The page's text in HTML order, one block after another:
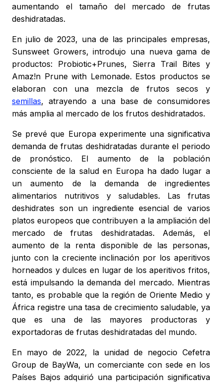
aumentando el tamaño del mercado de frutas
deshidratadas.
En julio de 2023, una de las principales empresas,
Sunsweet Growers, introdujo una nueva gama de
productos: Probiotic+Prunes, Sierra Trail Bites y
Amaz!n Prune with Lemonade. Estos productos se
elaboran con una mezcla de frutos secos y
semillas, atrayendo a una base de consumidores
más amplia al mercado de los frutos deshidratados.
Se prevé que Europa experimente una significativa
demanda de frutas deshidratadas durante el periodo
de pronóstico. El aumento de la población
consciente de la salud en Europa ha dado lugar a
un aumento de la demanda de ingredientes
alimentarios nutritivos y saludables. Las frutas
deshidrates son un ingrediente esencial de varios
platos europeos que contribuyen a la ampliación del
mercado de frutas deshidratadas. Además, el
aumento de la renta disponible de las personas,
junto con la creciente inclinación por los aperitivos
horneados y dulces en lugar de los aperitivos fritos,
está impulsando la demanda del mercado. Mientras
tanto, es probable que la región de Oriente Medio y
África registre una tasa de crecimiento saludable, ya
que es una de las mayores productoras y
exportadoras de frutas deshidratadas del mundo.
En mayo de 2022, la unidad de negocio Cefetra
Group de BayWa, un comerciante con sede en los
Países Bajos adquirió una participación significativa